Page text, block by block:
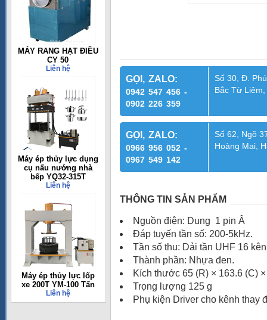
MÁY RANG HẠT ĐIỀU
CY 50
Liên hệ
Máy ép thủy lực dụng
cụ nấu nướng nhà
bếp YQ32-315T
Liên hệ
Máy ép thủy lực lốp
xe 200T YM-100 Tấn
Liên hệ
GỌI, ZALO:
0942 547 456 -
0902 226 359
Số 30, Đ.
Bắc Từ
GỌI, ZALO:
0966 956 052 -
0967 549 142
Số 62, Ngõ
Hoàng Mai,
THÔNG TIN SẢN PHẨM
Nguồn điện: Dung 1 pin Â
Đáp tuyến tần số: 200-5kHz.
Tần số thu: Dải tần UHF 16
Thành phần: Nhựa đen.
Kích thước 65 (R) × 163.6 (C)
Trọng lượng 125 g
Phụ kiện Driver cho kênh thay